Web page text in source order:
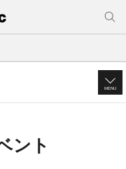
MENU
ント